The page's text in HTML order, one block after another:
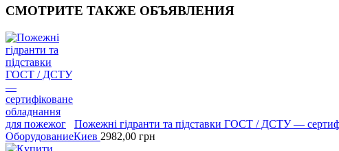
СМОТРИТЕ ТАКЖЕ ОБЪЯВЛЕНИЯ
Пожежні гідранти тa підставки ГОСТ / ДСТУ —
ОборудованиеКиев 2982,00 грн